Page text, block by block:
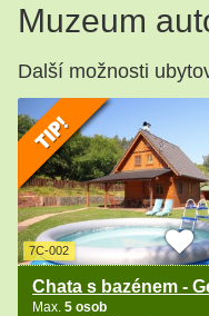
Muzeum
Další možnosti
7C-002
Max. 5 osob